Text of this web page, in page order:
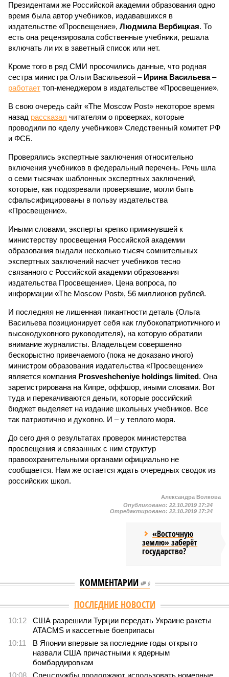
Президентами же Российской академии образования одно
время была автор учебников, издававшихся в
издательстве «Просвещение», Людмила Вербицкая. То
есть она рецензировала собственные учебники, решала
включать ли их в заветный список или нет.
Кроме того в ряд СМИ просочились данные, что родная
сестра министра Ольги Васильевой – Ирина Васильева–
работает топ-менеджером в издательстве «Просвещение».
В свою очередь сайт «The Moscow Post» некоторое время
назад рассказал читателям о проверках, которые
проводили по «делу учебников» Следственный комитет РФ
и ФСБ.
Проверялись экспертные заключения относительно
включения учебников в федеральный перечень. Речь шла
о семи тысячах шаблонных экспертных заключений,
которые, как подозревали проверявшие, могли быть
сфальсифицированы в пользу издательства
«Просвещение».
Иными словами, эксперты крепко примкнувшей к
министерству просвещения Российской академии
образования выдали несколько тысяч сомнительных
экспертных заключений насчет учебников тесно
связанного с Российской академии образования
издательства Просвещение». Цена вопроса, по
информации «The Moscow Post», 56 миллионов рублей.
И последняя не лишенная пикантности деталь (Ольга
Васильева позиционирует себя как глубокопатриотичного и
высокодуховного руководителя), на которую обратили
внимание журналисты. Владельцем совершенно
бескорыстно привечаемого (пока не доказано иного)
министром образования издательства «Просвещение»
является компания Prosveshcheniye holdings limited. Она
зарегистрирована на Кипре, оффшор, иными словами. Вот
туда и перекачиваются деньги, которые российский
бюджет выделяет на издание школьных учебников. Все
так патриотично и духовно. И – у теплого моря.
До сего дня о результатах проверок министерства
просвещения и связанных с ним структур
правоохранительными органами официально не
сообщается. Нам же остается ждать очередных сводок из
российских школ.
Александра Волкова
Опубликовано: 22.10.2019 17:24
Отредактировано: 22.10.2019 17:24
«Восточную
землю» заберёт
государство?
КОММЕНТАРИИ 0
Версия //Конфликт // Монополия вкладывалась-вкладывалась в
Монополия вкладывалась-вкладывалась в Армению и
довкладывалась
1264
РЖД против своей страны